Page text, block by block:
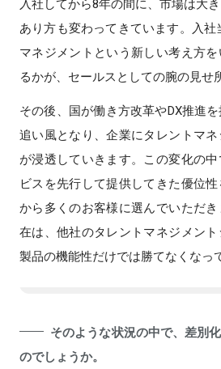
あり方も変わってきています。入社
マネジメントという新しい考え方
るかが、セールスとしての腕の見せ
その後、国が働き方改革やDX推進
追い風となり、企業にタレントマ
が浸透していきます。この変化の
ビスを先行して提供してきた優位
から多くのお客様に選んでいただ
在は、他社のタレントマネジメント
製品の機能性だけでは勝てなくなっ
そのような状況の中で、差別
のでしょうか。